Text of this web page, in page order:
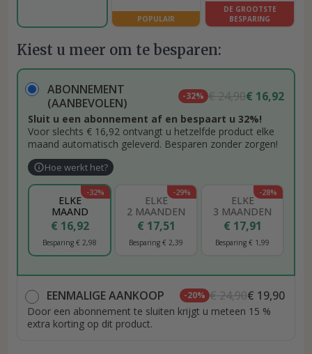
POPULAIR
DE GROOTSTE
BESPARING
Kiest u meer om te besparen:
ABONNEMENT
(AANBEVOLEN)
-32% € 24,90€ 16,92
Sluit u een abonnement af en bespaart u 32%!
Voor slechts € 16,92 ontvangt u hetzelfde product elke
maand automatisch geleverd. Besparen zonder zorgen!
Hoe werkt het?
-32%
ELKE
MAAND
€ 16,92
Besparing € 2,98
-29%
ELKE
2 MAANDEN
€ 17,51
Besparing € 2,39
-28%
ELKE
3 MAANDEN
€ 17,91
Besparing € 1,99
EENMALIGE AANKOOP -20% € 24,90€ 19,90
Door een abonnement te sluiten krijgt u meteen 15 %
extra korting op dit product.